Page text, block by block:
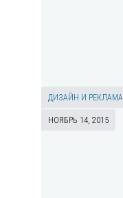
ДИЗАЙН И РЕКЛАМА
НОЯБРЬ 14, 2015